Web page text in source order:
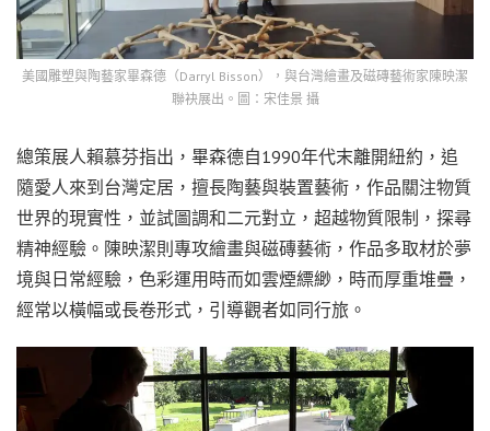
美國雕塑與陶藝家畢森德（Darryl Bisson），與台灣繪畫及磁磚藝術家陳映潔
聯袂展出。圖：宋佳景 攝
總策展人賴慕芬指出，畢森德自1990年代末離開紐約，追
隨愛人來到台灣定居，擅長陶藝與裝置藝術，作品關注物質
世界的現實性，並試圖調和二元對立，超越物質限制，探尋
精神經驗。陳映潔則專攻繪畫與磁磚藝術，作品多取材於夢
境與日常經驗，色彩運用時而如雲煙縹緲，時而厚重堆疊，
經常以橫幅或長卷形式，引導觀者如同行旅。